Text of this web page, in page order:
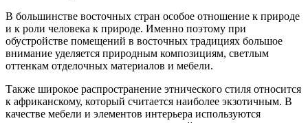
В большинстве восточных стран особое отношение к природе
и к роли человека к природе. Именно поэтому при
обустройстве помещений в восточных традициях большое
внимание уделяется природным композициям, светлым
оттенкам отделочных материалов и мебели.
Также широкое распространение этнического стиля относится
к африканскому, который считается наиболее экзотичным. В
качестве мебели и элементов интерьера используются